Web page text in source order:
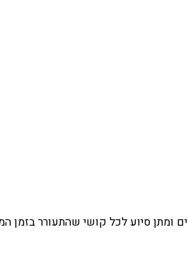
ומתן סיוע לכל קושי שהתעורר בזמן